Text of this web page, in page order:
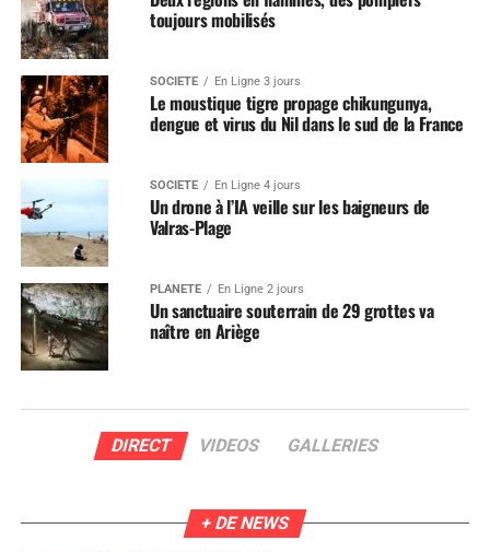
toujours mobilisés
SOCIÉTÉ En Ligne 3 jours
Le moustique tigre propage chikungunya,
dengue et virus du Nil dans le sud de la France
SOCIÉTÉ En Ligne 4 jours
Un drone à l’IA veille sur les baigneurs de
Valras-Plage
PLANÈTE En Ligne 2 jours
Un sanctuaire souterrain de 29 grottes va
naître en Ariège
DIRECT VIDEOS GALLERIES
+ DE NEWS